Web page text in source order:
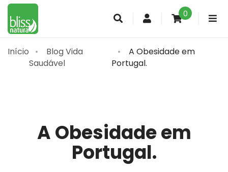
Conta 0
Início
Blog Vida
Saudável
A Obesidade em
Portugal.
A Obesidade em
Portugal.